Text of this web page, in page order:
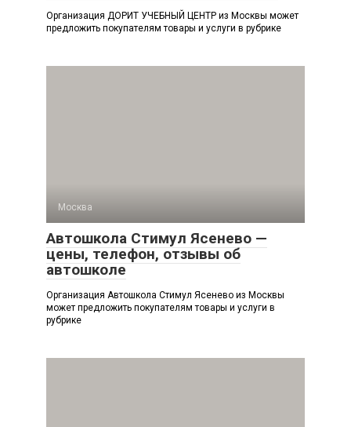
Организация ДОРИТ УЧЕБНЫЙ ЦЕНТР из Москвы может
предложить покупателям товары и услуги в рубрике
Москва
Автошкола Стимул Ясенево —
цены, телефон, отзывы об
автошколе
Организация Автошкола Стимул Ясенево из Москвы
может предложить покупателям товары и услуги в
рубрике